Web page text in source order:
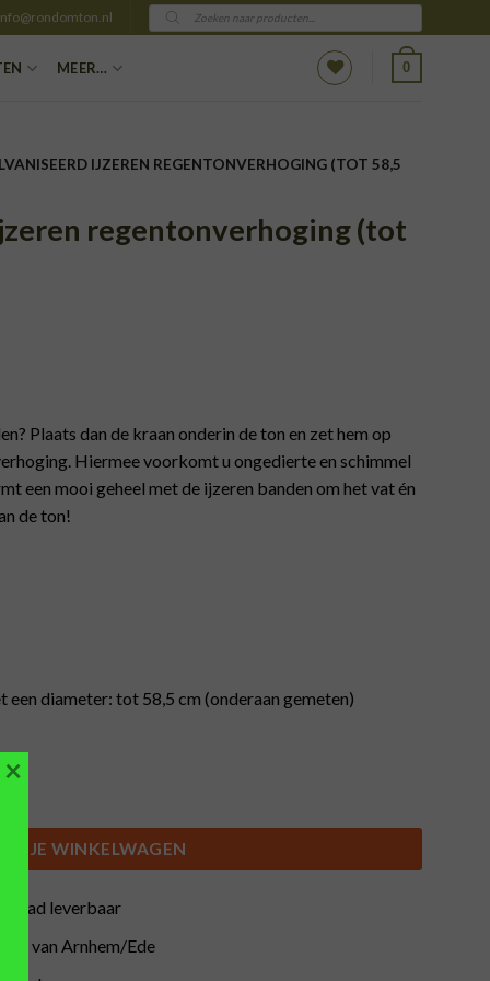
Producten
zoeken
MEER… 0
IJZEREN REGENTONVERHOGING (TOT 58,5
regentonverhoging (tot
Plaats dan de kraan onderin de ton en zet hem op
Hiermee voorkomt u ongedierte en schimmel
een mooi geheel met de ijzeren banden om het vat én
de ton!
diameter: tot 58,5 cm (onderaan gemeten)
IN JE WINKELWAGEN
leverbaar
van Arnhem/Ede
×